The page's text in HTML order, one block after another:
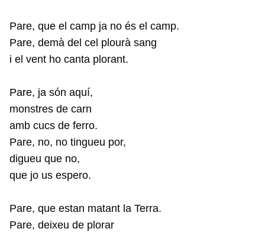
Pare, que el camp ja no és el camp.
Pare, demà del cel plourà sang
i el vent ho canta plorant.
Pare, ja són aquí,
monstres de carn
amb cucs de ferro.
Pare, no, no tingueu por,
digueu que no,
que jo us espero.
Pare, que estan matant la Terra.
Pare, deixeu de plorar